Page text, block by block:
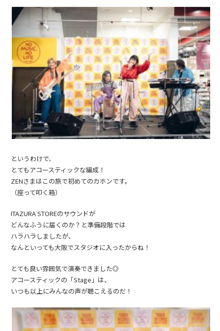
というわけで、
とてもアコースティックな編成！
ZENさまはこの旅で初めてのカホンです。
（座って叩く箱）
ITAZURA STOREのサウンドが
どんなふうに届くのか？と準備段階では
ハラハラしましたが、
なんといっても大阪でスタジオに入ったからね！
とても良い雰囲気で演奏できました◎
アコースティックの「Stage」は、
いつも以上にみんなの声が聴こえるのだ！